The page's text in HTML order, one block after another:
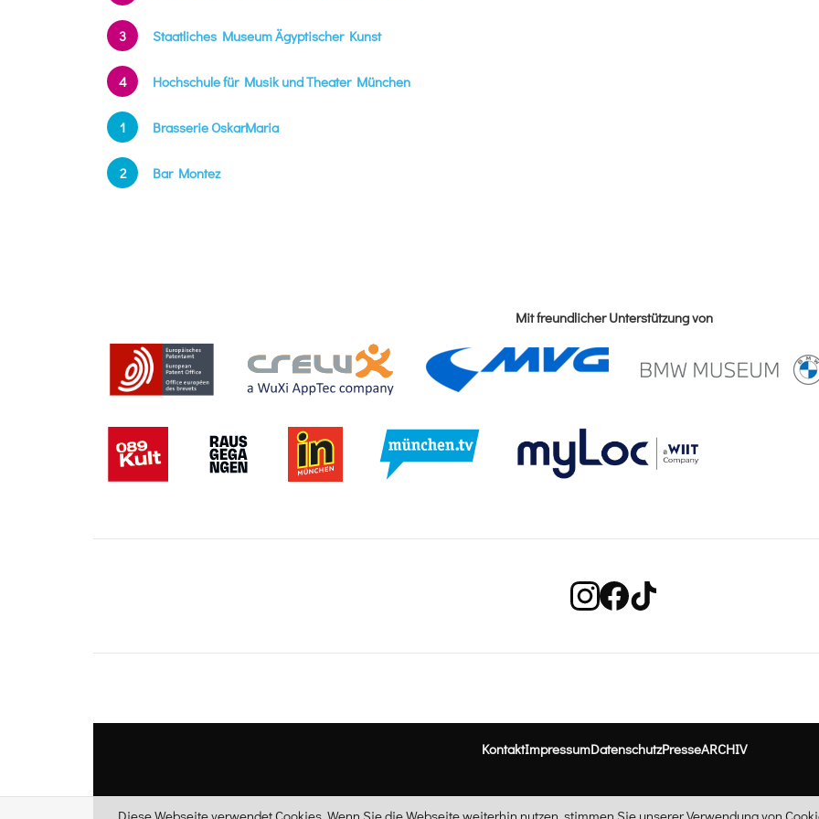
3 Staatliches Museum Ägyptischer Kunst
4 Hochschule für Musik und Theater München
1 Brasserie OskarMaria
2 Bar Montez
Mit freundlicher Unterstützung von
KontaktImpressumDatenschutzPresseARCHIV